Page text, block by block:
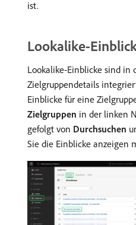
ist.
Lookalike-
Lookalike-Einblicke sind in
Zielgruppendetails
Einblicke für eine
Zielgruppen in der linken
gefolgt von Durchsuchen
Sie die Einblicke anzeigen